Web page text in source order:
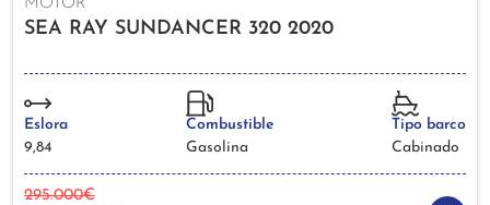
MOTOR
SEA RAY SUNDANCER 320 2020
Eslora
9,84
Combustible
Gasolina
Tipo barco
Cabinado
295.000€